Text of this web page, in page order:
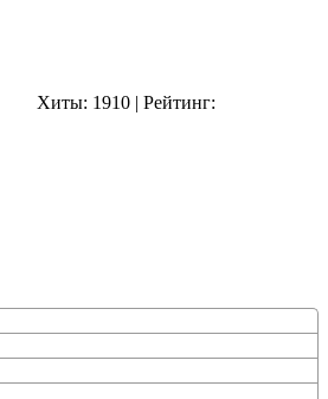
Хиты: 1910 | Рейтинг: